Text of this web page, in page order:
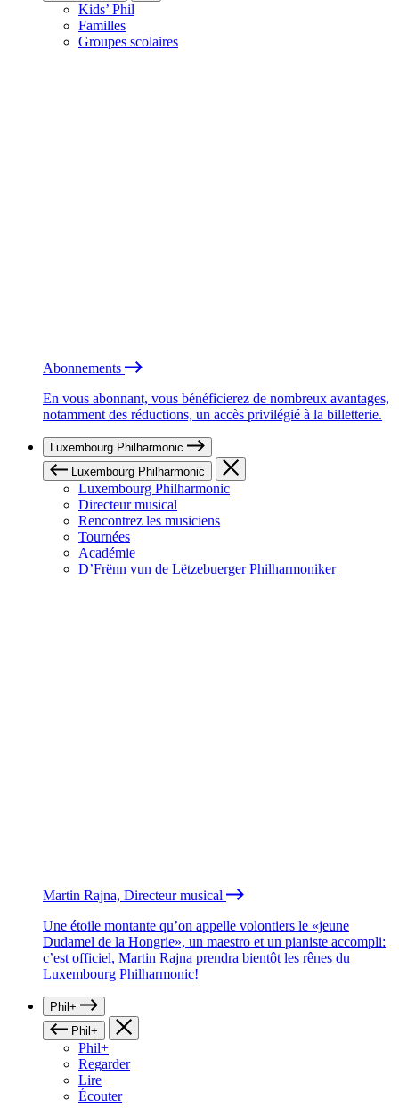
Kids’ Phil
Familles
Groupes scolaires
Abonnements
En vous abonnant, vous bénéficierez de nombreux avantages,
notamment des réductions, un accès privilégié à la billetterie.
Luxembourg Philharmonic
Luxembourg Philharmonic
Luxembourg Philharmonic
Directeur musical
Rencontrez les musiciens
Tournées
Académie
D’Frënn vun de Lëtzebuerger Philharmoniker
Martin Rajna, Directeur musical
Une étoile montante qu’on appelle volontiers le «jeune
Dudamel de la Hongrie», un maestro et un pianiste accompli:
c’est officiel, Martin Rajna prendra bientôt les rênes du
Luxembourg Philharmonic!
Phil+
Phil+
Phil+
Regarder
Lire
Écouter